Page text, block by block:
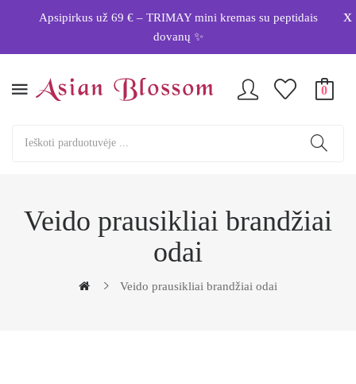
Apsipirkus už 69 € – TRIMAY mini kremas su peptidais
dovanų ✨
x
0
Veido prausikliai brandžiai
odai
Veido prausikliai brandžiai odai